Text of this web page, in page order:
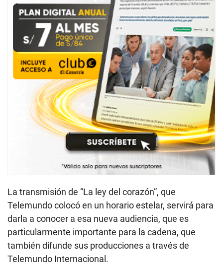
La transmisión de “La ley del corazón”, que
Telemundo colocó en un horario estelar, servirá para
darla a conocer a esa nueva audiencia, que es
particularmente importante para la cadena, que
también difunde sus producciones a través de
Telemundo Internacional.